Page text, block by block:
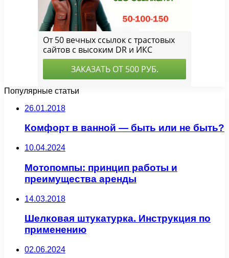
Популярные статьи
26.01.2018
Комфорт в ванной — быть или не быть?
10.04.2024
Мотопомпы: принцип работы и
преимущества аренды
14.03.2018
Шелковая штукатурка. Инструкция по
применению
02.06.2024